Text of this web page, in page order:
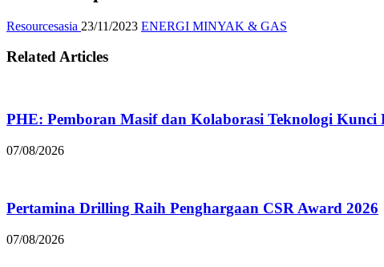
Resourcesasia 23/11/2023 ENERGI MINYAK & GAS
Related Articles
PHE: Pemboran Masif dan Kolaborasi Teknologi Kunci
07/08/2026
Pertamina Drilling Raih Penghargaan CSR Award 2026
07/08/2026